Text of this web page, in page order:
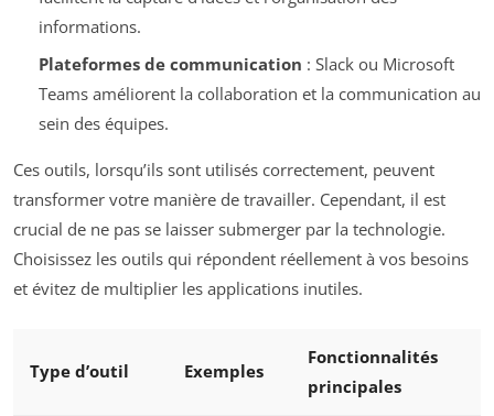
informations.
Plateformes de communication : Slack ou Microsoft
Teams améliorent la collaboration et la communication au
sein des équipes.
Ces outils, lorsqu’ils sont utilisés correctement, peuvent
transformer votre manière de travailler. Cependant, il est
crucial de ne pas se laisser submerger par la technologie.
Choisissez les outils qui répondent réellement à vos besoins
et évitez de multiplier les applications inutiles.
Type d’outil Exemples
Fonctionnalités
principales